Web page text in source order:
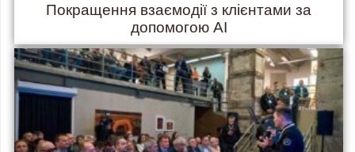
Покращення взаємодії з клієнтами за
допомогою AI